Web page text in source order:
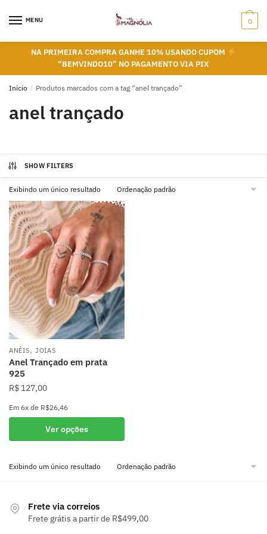
MENU 0
NA PRIMEIRA COMPRA GANHE 10% USANDO CUPOM
“BEMVINDO10” NO PAGAMENTO VIA PIX
Início / Produtos marcados com a tag “anel trançado”
anel trançado
SHOW FILTERS
Exibindo um único resultado
ANÉIS, JOIAS
Anel Trançado em prata
925
R$ 127,00
Em 6x de R$26,46
Ver opções
produto
várias
opções
Exibindo um único resultado
Frete via correios
Frete grátis a partir de R$499,00